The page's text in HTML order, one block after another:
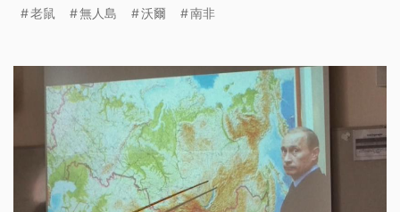
預計在2028年冬季展開全面行動。滅鼠計畫團隊表
補人類錯誤的必要行動。」
老鼠 無人島 沃爾 南非